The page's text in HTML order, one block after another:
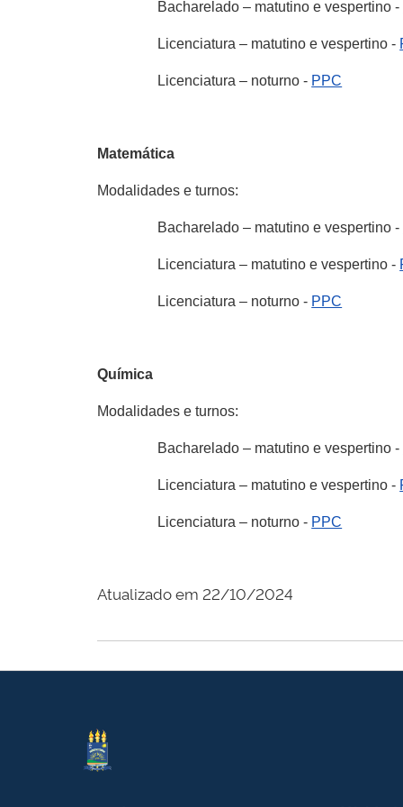
Bacharelado – matutino e vespertino -
Licenciatura – matutino e vespertino -
Licenciatura – noturno - PPC
Matemática
Modalidades e turnos:
Bacharelado – matutino e vespertino -
Licenciatura – matutino e vespertino -
Licenciatura – noturno - PPC
Química
Modalidades e turnos:
Bacharelado – matutino e vespertino -
Licenciatura – matutino e vespertino -
Licenciatura – noturno - PPC
Atualizado em 22/10/2024